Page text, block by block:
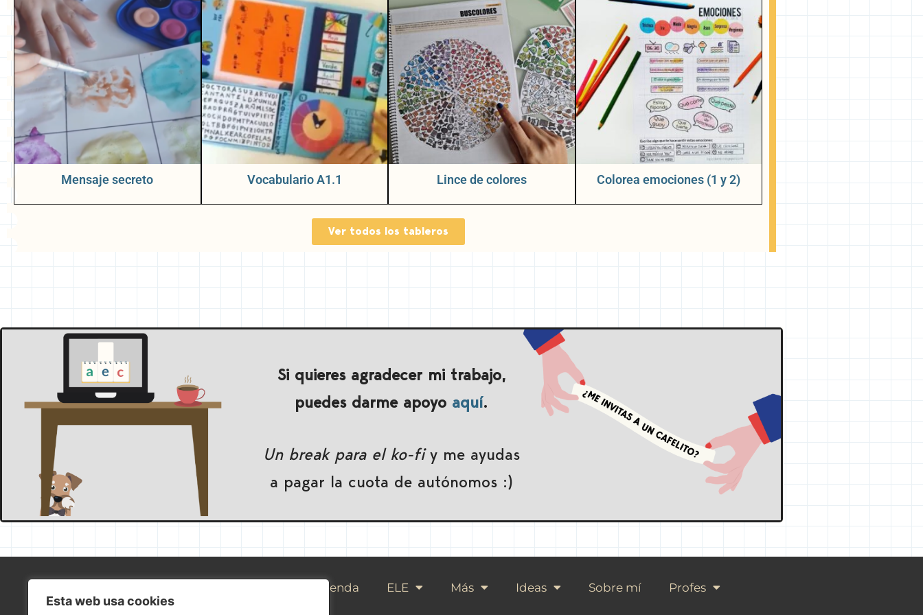
Esta web usa cookies
Mensaje secreto Vocabulario A1.1 Lince de colores Colorea emociones (1 y 2)
Ver todos los tableros
Si quieres agradecer mi trabajo,
puedes darme apoyo aquí.
Un break para el ko-fiy me ayudas
a pagar la cuota de autónomos :)
Tienda ELE Más Ideas Sobre mí Profes